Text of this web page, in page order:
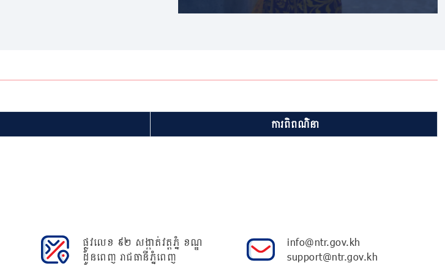
ការពិពណ៌នា
ផ្លូវលេខ ៩២ សង្កាត់វត្តភ្នំ ខណ្ឌ
ដូនពេញ រាជធានីភ្នំពេញ
info@ntr.gov.kh
support@ntr.gov.kh